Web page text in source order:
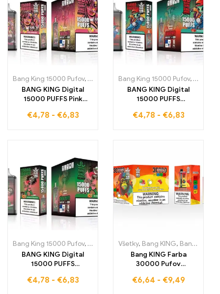
Bang King 15000 Pufov, Jednorázové e-cigarety Švédsko,
BANG KING Digital
15000 PUFFS Pink
plných ovocnej radosti,
€4,78 - €6,83
Bang King 15000 Pufov,
BANG KING Digital
15000 PUFFS
Watermelon Lahodná
chuti
€4,78 - €6,83
Bang King 15000 Pufov, Jednorázové e-cigarety Švédsko,
BANG KING Digital
15000 PUFFS
15000 ťahov plných
€4,78 - €6,83
Všetky, Bang KING, Bang King 30000 Pufov
Bang KING Farba
30000 Pufov
zmes chladivého
€6,64 - €9,49